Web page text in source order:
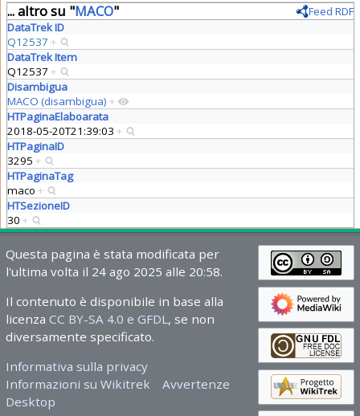
... altro su "MACO"
Feed RDF
DataTrek ID
Q12537 +
DataTrek Item
Q12537 +
Disambigua
MACO (disambigua) +
HTPaginaElaboarata
2018-05-20T21:39:03 +
HTPaginaID
3295 +
HTPaginaTag
maco +
HTSezioneID
30 +
Questa pagina è stata modificata per
l'ultima volta il 24 ago 2025 alle 20:58.
Il contenuto è disponibile in base alla
licenza CC BY-SA 4.0 e GFDL, se non
diversamente specificato.
Informativa sulla privacy
Informazioni su Wikitrek
Avvertenze
Desktop